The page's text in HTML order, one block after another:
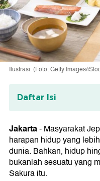
Ilustrasi. (Foto: Getty Images/
Daftar Isi
1. Hot Dog
2. Hamburger
3. Sereal
4. Keju Krim
Jakarta-Masyarakat
harapan hidup yang
dunia. Bahkan, hidup
bukanlah sesuatu yang
Sakura itu.